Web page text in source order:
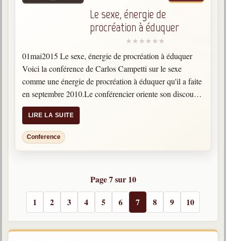
Le sexe, énergie de
procréation à éduquer
01mai2015 Le sexe, énergie de procréation à éduquer
Voici la conférence de Carlos Campetti sur le sexe
comme une énergie de procréation à éduquer qu'il a faite
en septembre 2010.Le conférencier oriente son discours
sur divers thèmes à savoir : l’énergie…
LIRE LA SUITE
Conference
Page 7 sur 10
1
2 3 4 5 6 7 8 9 10